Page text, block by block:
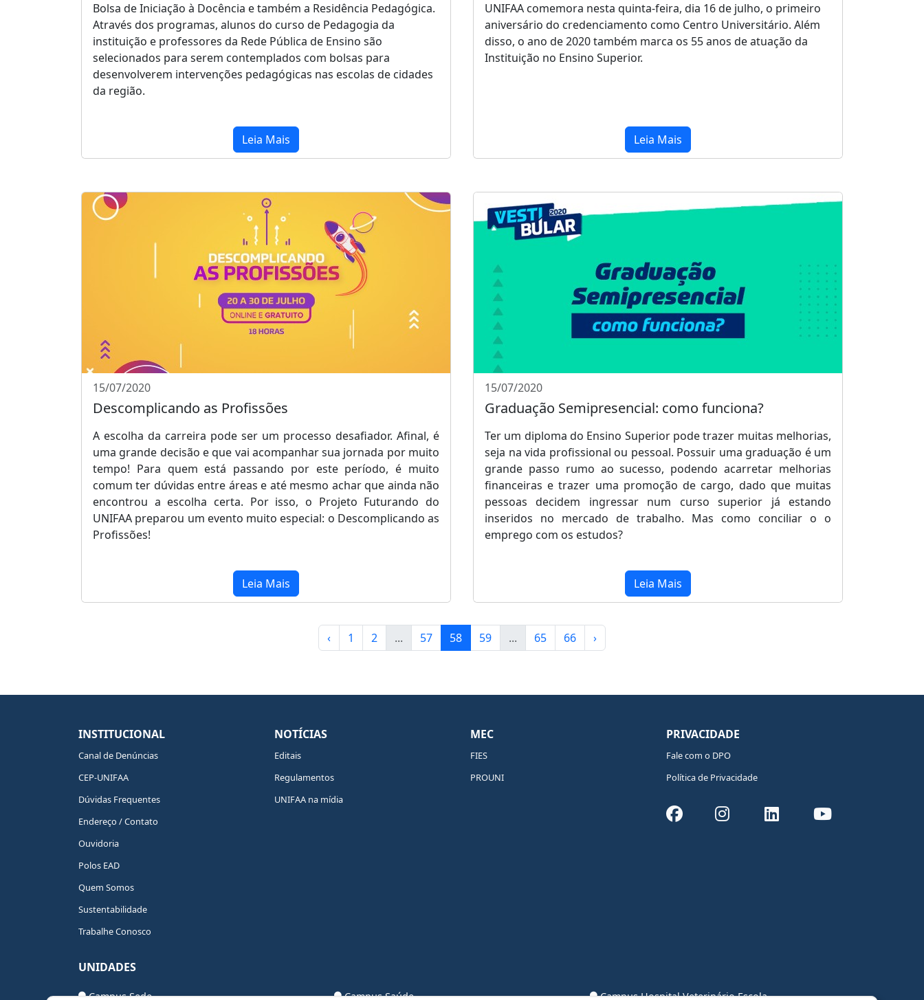
Bolsa de Iniciação à Docência e também a Residência Pedagógica.
Através dos programas, alunos do curso de Pedagogia da
instituição e professores da Rede Pública de Ensino são
selecionados para serem contemplados com bolsas para
desenvolverem intervenções pedagógicas nas escolas de cidades
da região.
Leia Mais
UNIFAA comemora nesta quinta-feira, dia 16 de julho, o primeiro
aniversário do credenciamento como Centro Universitário. Além
disso, o ano de 2020 também marca os 55 anos de atuação da
Instituição no Ensino Superior.
Leia Mais
15/07/2020
Descomplicando as Profissões
A escolha da carreira pode ser um processo desafiador. Afinal, é
uma grande decisão e que vai acompanhar sua jornada por muito
tempo! Para quem está passando por este período, é muito
comum ter dúvidas entre áreas e até mesmo achar que ainda não
encontrou a escolha certa. Por isso, o Projeto Futurando do
UNIFAA preparou um evento muito especial: o Descomplicando as
Profissões!
Leia Mais
15/07/2020
Graduação Semipresencial: como funciona?
Ter um diploma do Ensino Superior pode trazer muitas melhorias,
seja na vida profissional ou pessoal. Possuir uma graduação é um
grande passo rumo ao sucesso, podendo acarretar melhorias
financeiras e trazer uma promoção de cargo, dado que muitas
pessoas decidem ingressar num curso superior já estando
inseridos no mercado de trabalho. Mas como conciliar o o
emprego com os estudos?
Leia Mais
‹ 1 2 ... 57 58 59 ... 65 66 ›
INSTITUCIONAL
Canal de Denúncias
CEP-UNIFAA
Dúvidas Frequentes
Endereço / Contato
Ouvidoria
Polos EAD
Quem Somos
Sustentabilidade
Trabalhe Conosco
NOTÍCIAS
Editais
Regulamentos
UNIFAA na mídia
MEC
FIES
PROUNI
PRIVACIDADE
Fale com o DPO
Política de Privacidade
UNIDADES
Campus Sede Campus Saúde Campus Hospital Veterinário Escola